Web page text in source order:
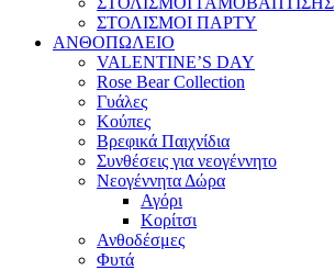
ΣΤΟΛΙΣΜΟΙ ΠΑΡΤΥ
ΑΝΘΟΠΩΛΕΙΟ
VALENTINE’S DAY
Rose Bear Collection
Γυάλες
Κούπες
Βρεφικά Παιχνίδια
Συνθέσεις για νεογέννητο
Νεογέννητα Δώρα
Αγόρι
Κορίτσι
Ανθοδέσμες
Φυτά